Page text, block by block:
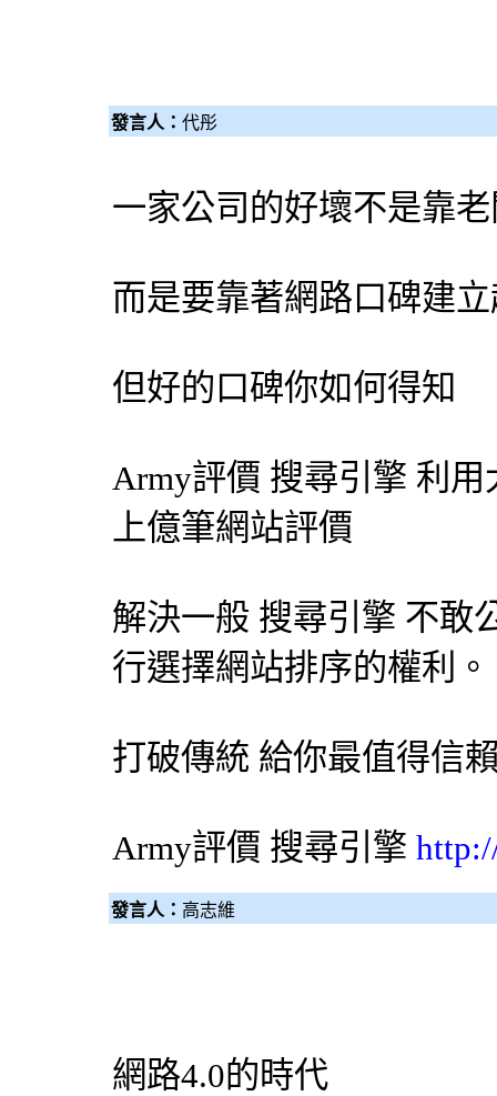
發言人： 代彤
一家公司的好壞不是靠
而是要靠著網路口碑建
但好的口碑你如何得知
Army評價 搜尋引擎 利用
上億筆網站評價
解決一般 搜尋引擎 不敢
行選擇網站排序的權利。
打破傳統 給你最值得信
Army評價 搜尋引擎
發言人： 高志維
網路4.0的時代